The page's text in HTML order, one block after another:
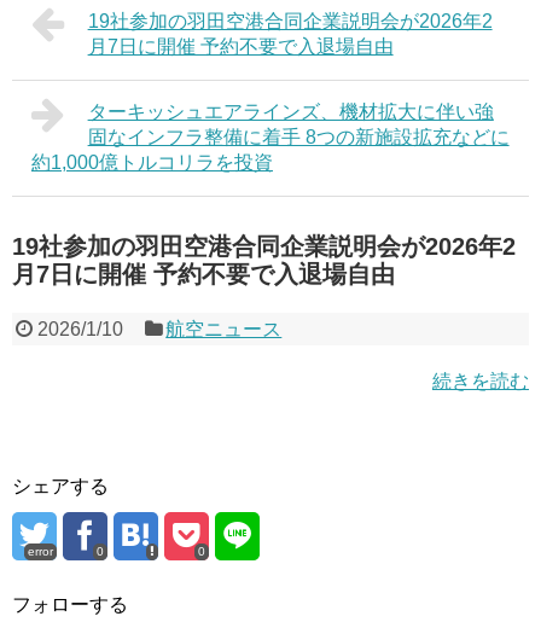
19社参加の羽田空港合同企業説明会が2026年2
月7日に開催 予約不要で入退場自由
ターキッシュエアラインズ、機材拡大に伴い強
固なインフラ整備に着手 8つの新施設拡充などに
約1,000億トルコリラを投資
19社参加の羽田空港合同企業説明会が2026年2
月7日に開催 予約不要で入退場自由
2026/1/10 航空ニュース
続きを読む
シェアする
error 0 0
フォローする